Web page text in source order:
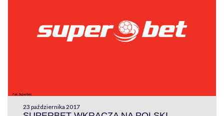
23 października 2017